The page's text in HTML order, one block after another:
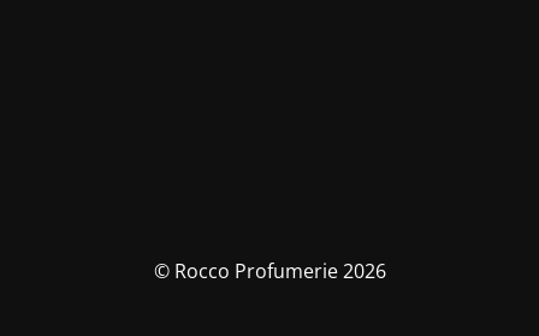
© Rocco Profumerie 2026